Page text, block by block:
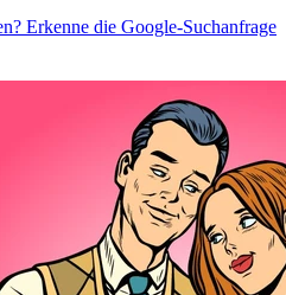
Erkenne die Google-Suchanfrage